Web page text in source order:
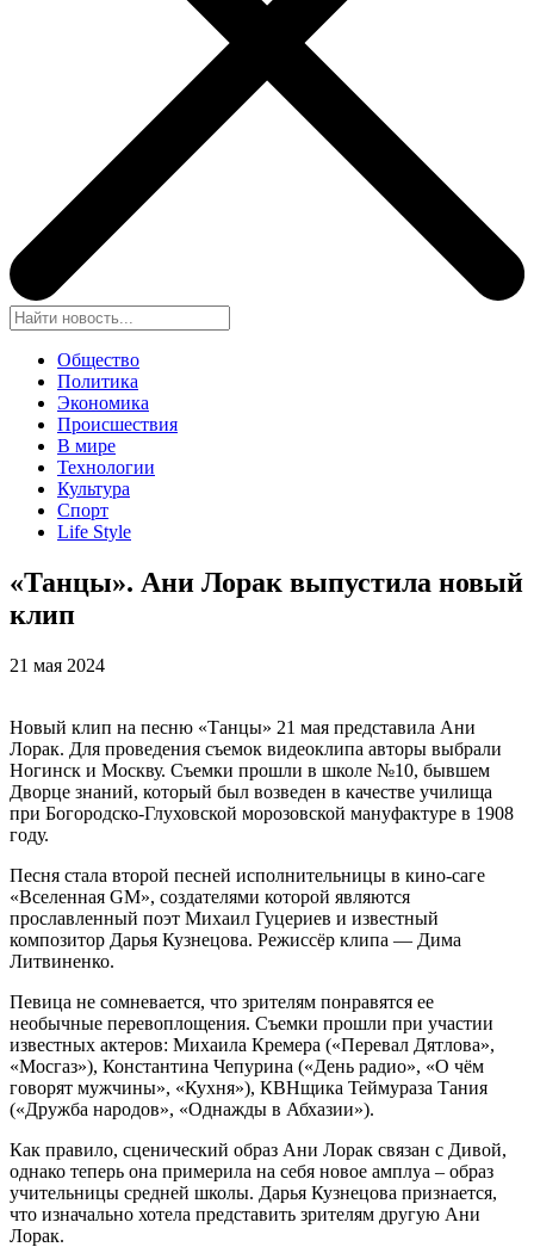
Общество
Политика
Экономика
Происшествия
В мире
Технологии
Культура
Спорт
Life Style
«Танцы». Ани Лорак выпустила новый
клип
21 мая 2024
Новый клип на песню «Танцы» 21 мая представила Ани
Лорак. Для проведения съемок видеоклипа авторы выбрали
Ногинск и Москву. Съемки прошли в школе №10, бывшем
Дворце знаний, который был возведен в качестве училища
при Богородско-Глуховской морозовской мануфактуре в 1908
году.
Песня стала второй песней исполнительницы в кино-саге
«Вселенная GM», создателями которой являются
прославленный поэт Михаил Гуцериев и известный
композитор Дарья Кузнецова. Режиссёр клипа — Дима
Литвиненко.
Певица не сомневается, что зрителям понравятся ее
необычные перевоплощения. Съемки прошли при участии
известных актеров: Михаила Кремера («Перевал Дятлова»,
«Мосгаз»), Константина Чепурина («День радио», «О чём
говорят мужчины», «Кухня»), КВНщика Теймураза Тания
(«Дружба народов», «Однажды в Абхазии»).
Как правило, сценический образ Ани Лорак связан с Дивой,
однако теперь она примерила на себя новое амплуа – образ
учительницы средней школы. Дарья Кузнецова признается,
что изначально хотела представить зрителям другую Ани
Лорак.